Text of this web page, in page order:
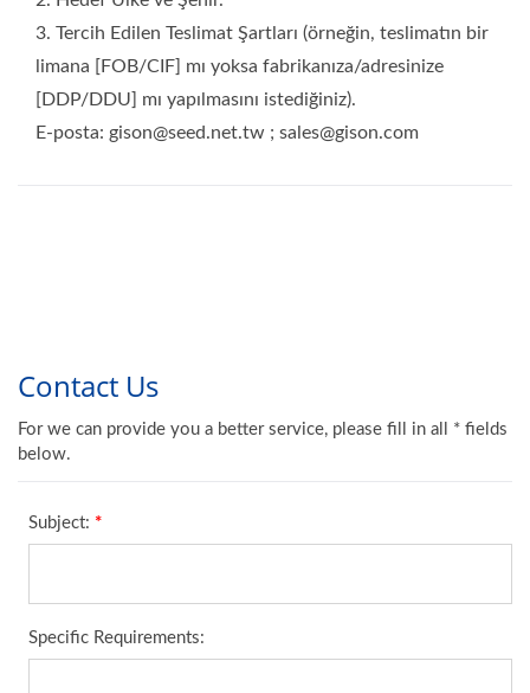
3. Tercih Edilen Teslimat Şartları (örneğin, teslimatın bir
limana [FOB/CIF] mı yoksa fabrikanıza/adresinize
[DDP/DDU] mı yapılmasını istediğiniz).
E-posta: gison@seed.net.tw ; sales@gison.com